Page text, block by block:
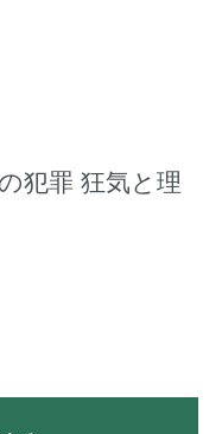
犯罪 狂気と理